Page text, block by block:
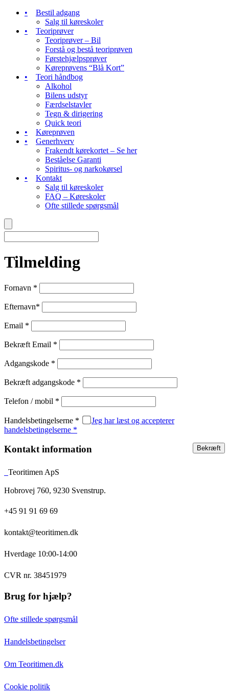
Bestil adgang
Salg til køreskoler
Teoriprøver
Teoriprøver – Bil
Forstå og bestå teoriprøven
Førstehjælpsprøver
Køreprøvens “Blå Kort”
Teori håndbog
Alkohol
Bilens udstyr
Færdselstavler
Tegn & dirigering
Quick teori
Køreprøven
Generhverv
Frakendt kørekortet – Se her
Beståelse Garanti
Spiritus- og narkokørsel
Kontakt
Salg til køreskoler
FAQ – Køreskoler
Ofte stillede spørgsmål
Tilmelding
Fornavn *
Efternavn*
Email *
Bekræft Email *
Adgangskode *
Bekræft adgangskode *
Telefon / mobil *
Handelsbetingelserne *
Jeg har læst og accepterer
handelsbetingelserne *
Kontakt information
Teoritimen ApS
Hobrovej 760, 9230 Svenstrup.
+45 91 91 69 69
kontakt@teoritimen.dk
Hverdage 10:00-14:00
CVR nr. 38451979
Brug for hjælp?
Ofte stillede spørgsmål
Handelsbetingelser
Om Teoritimen.dk
Cookie politik